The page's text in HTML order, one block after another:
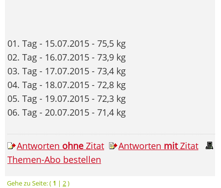
01. Tag - 15.07.2015 - 75,5 kg
02. Tag - 16.07.2015 - 73,9 kg
03. Tag - 17.07.2015 - 73,4 kg
04. Tag - 18.07.2015 - 72,8 kg
05. Tag - 19.07.2015 - 72,3 kg
06. Tag - 20.07.2015 - 71,4 kg
Antworten ohne Zitat Antworten mitZitat
Themen-Abo bestellen
Gehe zu Seite: ( 1 | 2)